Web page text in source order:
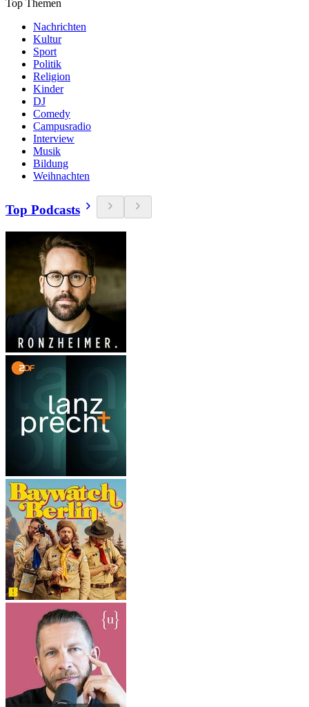
Top Themen
Nachrichten
Kultur
Sport
Politik
Religion
Kinder
DJ
Comedy
Campusradio
Interview
Musik
Bildung
Weihnachten
Top Podcasts